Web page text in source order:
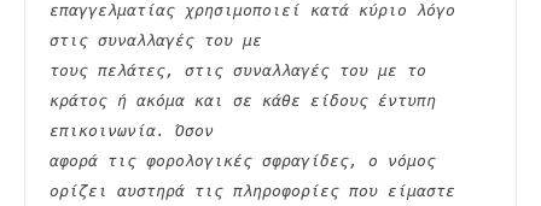
επαγγελματίας χρησιμοποιεί κατά κύριο λόγο
στις συναλλαγές του με
τους πελάτες, στις συναλλαγές του με το
κράτος ή ακόμα και σε κάθε είδους έντυπη
επικοινωνία. Όσον
αφορά τις φορολογικές σφραγίδες, ο νόμος
ορίζει αυστηρά τις πληροφορίες που είμαστε